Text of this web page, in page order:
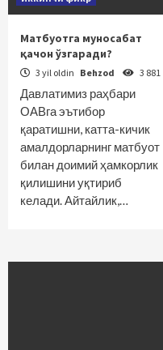
Матбуотга муносабат
қачон ўзгаради?
3 yil oldin Behzod 3 881
Давлатимиз раҳбари
ОАВга эътибор
қаратишни, катта-кичик
амалдорларнинг матбуот
билан доимий ҳамкорлик
қилишини уқтириб
келади. Айтайлик,…